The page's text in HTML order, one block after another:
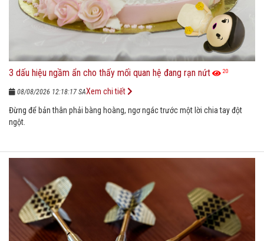
3 dấu hiệu ngầm ẩn cho thấy mối quan hệ đang rạn nứt 20
08/08/2026 12:18:17 SA
Đừng để bản thân phải bàng hoàng, ngơ ngác trước một lời chia tay đột
ngột.
Xem chi tiết